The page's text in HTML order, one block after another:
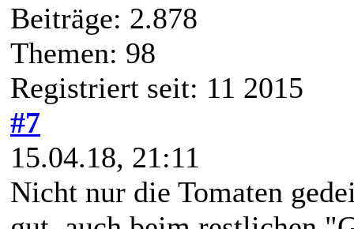
Beiträge: 2.878
Themen: 98
Registriert seit: 11 2015
#7
15.04.18, 21:11
Nicht nur die Tomaten